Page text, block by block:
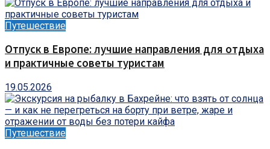
Путешествие
Отпуск в Европе: лучшие направления для отдыха
и практичные советы туристам
19.05.2026
Путешествие